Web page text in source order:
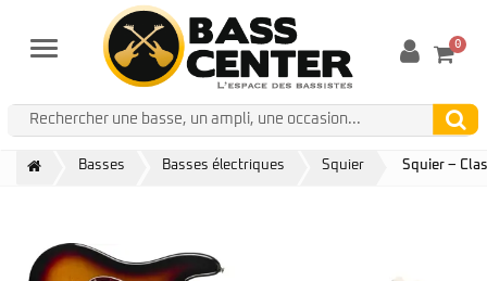
Menu 0
Basses Basses électriques Squier Squier –